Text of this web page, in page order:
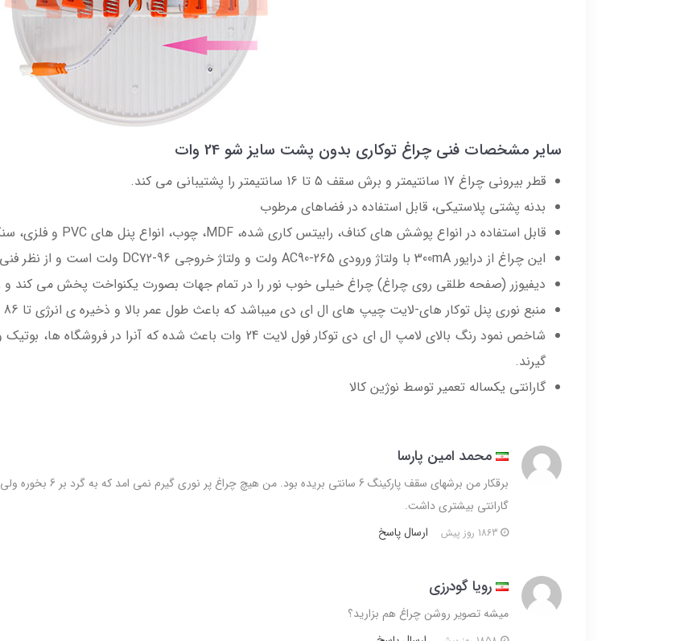
سایر مشخصات فنی چراغ توکاری بدون پشت سایز شو 24 وات
قطر بیرونی چراغ 17 سانتیمتر و برش سقف 5 تا 16 سانتیمتر را پشتیبانی می کند.
بدنه پشتی پلاستیکی، قابل استفاده در فضاهای مرطوب
قابل استفاده در انواع پوشش های کناف، رابیتس کاری شده، MDF، چوب، انواع پنل های PVC و فلزی، سنگ و سرامیک
این چراغ از درایور 300mA با ولتاژ ورودی AC90-265 ولت و ولتاژ خروجی DC72-96 ولت است و از نظر فنی جزو ترانسهای باکیفیت محسوب می شود.
دیفیوزر (صفحه طلقی روی چراغ) چراغ خیلی خوب نور را در تمام جهات بصورت یکنواخت پخش می کند
منبع نوری پنل توکار های-لایت چیپ های ال ای دی میباشد که باعث طول عمر بالا و ذخیره ی انرژی تا 86 درصد شده است و میزان نور 2160 لومن می باشد.
شاخص نمود رنگ بالای لامپ ال ای دی توکار فول لایت 24 وات باعث شده
گیرند.
گارانتی یکساله تعمیر توسط نوژین کالا
محمد امین پارسا
گارانتی بیشتری داشت.
ارسال پاسخ
رویا گودرزی
میشه تصویر روشن چراغ هم بزارید؟